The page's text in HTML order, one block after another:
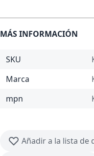
MÁS INFORMACIÓN
SKU
Marca
mpn
Añadir a la lista de